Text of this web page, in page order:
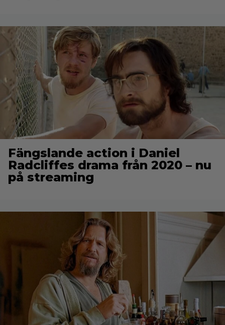
Fängslande action i Daniel
Radcliffes drama från 2020 – nu
på streaming